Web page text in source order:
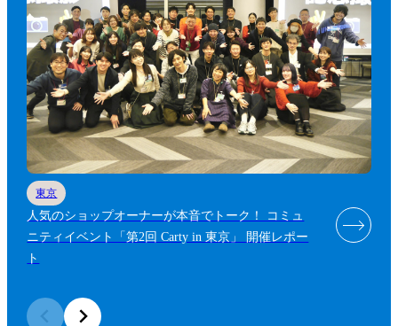
東京
人気のショップオーナーが本音でトーク！ コミュ
ニティイベント「第2回 Carty in 東京」 開催レポー
ト